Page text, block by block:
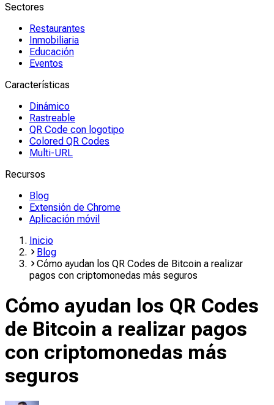
Sectores
Restaurantes
Inmobiliaria
Educación
Eventos
Características
Dinámico
Rastreable
QR Code con logotipo
Colored QR Codes
Multi-URL
Recursos
Blog
Extensión de Chrome
Aplicación móvil
Inicio
Blog
Cómo ayudan los QR Codes de Bitcoin a realizar
pagos con criptomonedas más seguros
Cómo ayudan los QR Codes
de Bitcoin a realizar pagos
con criptomonedas más
seguros